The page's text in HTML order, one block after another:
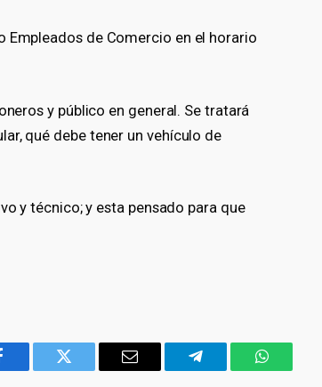
Empleados de Comercio en el horario
y público en general. Se tratará
qué debe tener un vehículo de
y técnico; y esta pensado para que
Twitter Email Telegram WhatsApp